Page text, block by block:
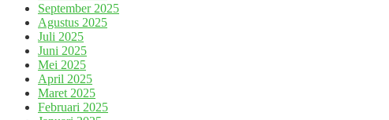
September 2025
Agustus 2025
Juli 2025
Juni 2025
Mei 2025
April 2025
Maret 2025
Februari 2025